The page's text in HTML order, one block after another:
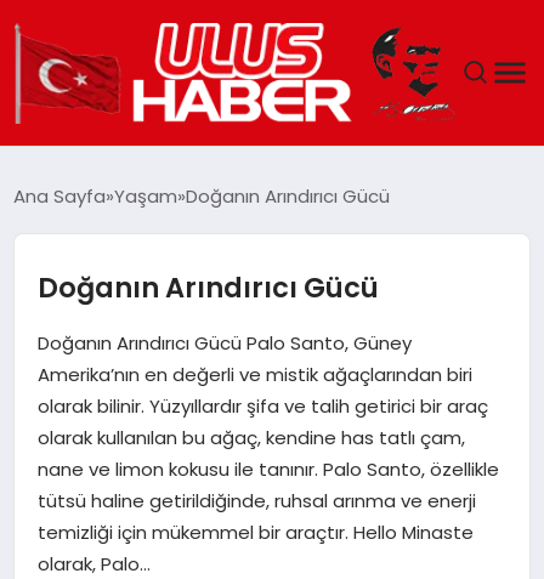
DÜNYA
EKONOMI
SIYASET
TEKNOLOJI
EĞITIM
MAGAZIN
Ana Sayfa Yaşam Doğanın Arındırıcı Gücü
Doğanın Arındırıcı Gücü
Doğanın Arındırıcı Gücü Palo Santo, Güney
Amerika’nın en değerli ve mistik ağaçlarından biri
olarak bilinir. Yüzyıllardır şifa ve talih getirici bir araç
olarak kullanılan bu ağaç, kendine has tatlı çam,
nane ve limon kokusu ile tanınır. Palo Santo, özellikle
tütsü haline getirildiğinde, ruhsal arınma ve enerji
temizliği için mükemmel bir araçtır. Hello Minaste
olarak, Palo…